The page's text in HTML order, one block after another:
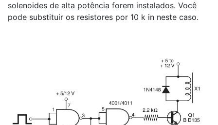
solenoides de alta potência forem instalados. Você
pode substituir os resistores por 10 k in neste caso.